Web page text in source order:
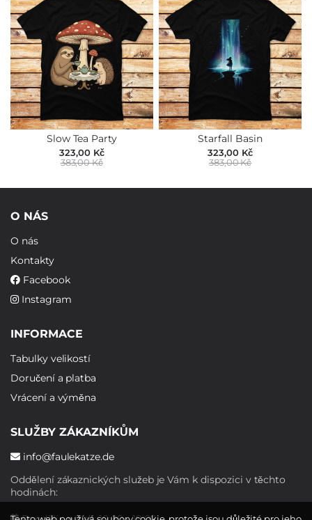
Slow Tea Party
323,00 Kč
383,00 Kč
Starfall Basin
323,00 Kč
383,00 Kč
O NÁS
O nás
Kontakty
Facebook
Instagram
INFORMACE
Tabulky velikostí
Doručení a platba
Vrácení a výměna
SLUŽBY ZÁKAZNÍKŮM
info@faulekatze.de
Oddělení zákaznických služeb je Vám k dispozici v těchto
hodinách: